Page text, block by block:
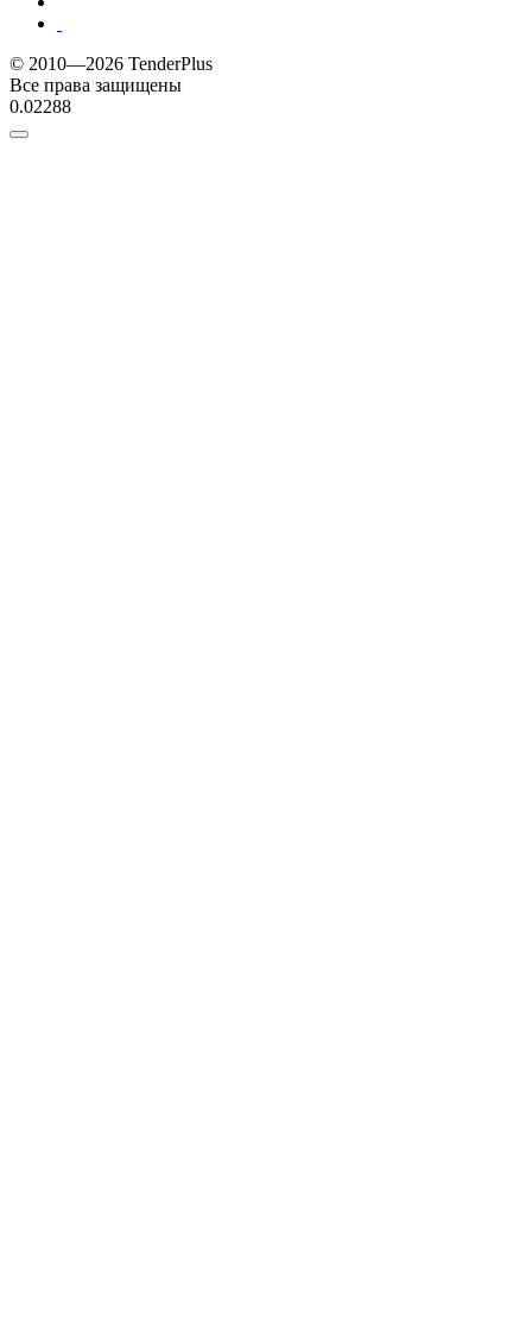
© 2010—2026 TenderPlus
Все права защищены
0.02288